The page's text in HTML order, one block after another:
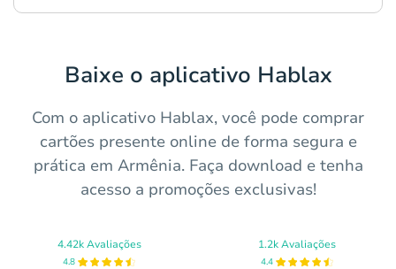
Baixe o aplicativo Hablax
Com o aplicativo Hablax, você pode comprar
cartões presente online de forma segura e
prática em Armênia. Faça download e tenha
acesso a promoções exclusivas!
4.42k Avaliações
4.8
1.2k Avaliações
4.4